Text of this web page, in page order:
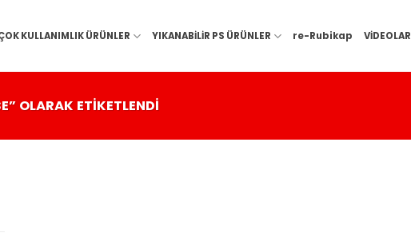
KULLANIMLIK ÜRÜNLER YIKANABİLİR PS ÜRÜNLER re-Rubikap VİDEOLAR
OLARAK ETIKETLENDI